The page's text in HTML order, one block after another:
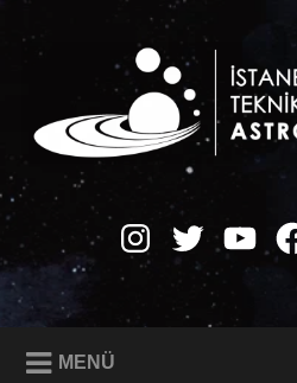
İTÜ Astronomi
Instagram
Twitter
MENÜ